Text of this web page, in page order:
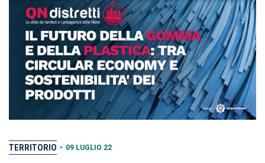
TERRITORIO • 09 LUGLIO 22